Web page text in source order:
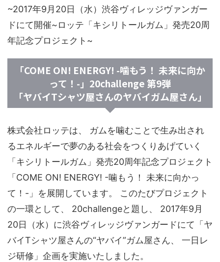
~2017年9月20日（水）渋谷ヴィレッジヴァンガー
ドにて開催~ロッテ「キシリトールガム」発売20周
年記念プロジェクト~
「COME ON! ENERGY! -噛もう！ 未来に向か
って！-」20challenge 第9弾
「ヤバイTシャツ屋さんのヤバイガム屋さん」
株式会社ロッテは、 ガムを噛むことで生み出され
るエネルギーで夢のある社会をつくりあげていく
「キシリトールガム」発売20周年記念プロジェクト
「COME ON! ENERGY! -噛もう！ 未来に向かっ
て！-」を展開しています。 このたびプロジェクト
の一環として、 20challengeと題し、 2017年9月
20日（水）に渋谷ヴィレッジヴァンガードにて「ヤ
バイTシャツ屋さんの“ヤバイ”ガム屋さん、 一日レ
ジ研修」企画を実施いたしました。